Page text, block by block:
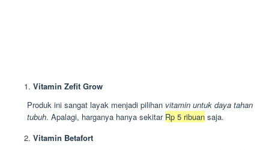
Vitamin Zefit Grow
Produk ini sangat layak menjadi pilihan vitamin untuk daya tahan
tubuh. Apalagi, harganya hanya sekitar Rp 5 ribuan saja.
Vitamin Betafort